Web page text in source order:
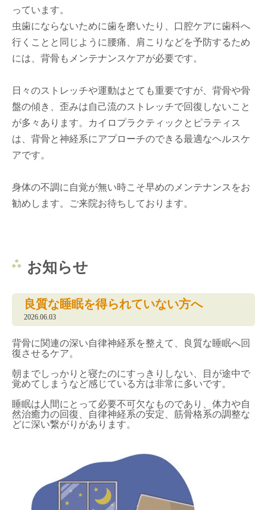
っています。
虫歯にならないために歯を磨いたり、口腔ケアに歯科へ
行くことと同じように腰痛、肩こりなどを予防するため
には、背骨もメンテナンスケアが必要です。
日々のストレッチや運動はとても重要ですが、背骨や骨
盤の傾き、歪みは自己流のストレッチで回復しないこと
が多々あります。カイロプラクティックとピラティス
は、背骨と神経系にアプローチのできる最適なヘルスケ
アです。
身体の不調に自覚が無い時こそ早めのメンテナンスをお
勧めします。ご来院お待ちしております。
お知らせ
良質な睡眠を得られていない方へ
2026.06.03
背骨に関連の深い自律神経系を整えて、良質な睡眠へ回
復させるケア。
朝までしっかりと寝たのにすっきりしない、目が途中で
覚めてしまうなど感じている方は非常に多いです。
睡眠は人間にとって必要不可欠なものであり、体力や自
然治癒力の回復、自律神経系の安定、筋骨格系の調整な
どに深い繋がりがあります。